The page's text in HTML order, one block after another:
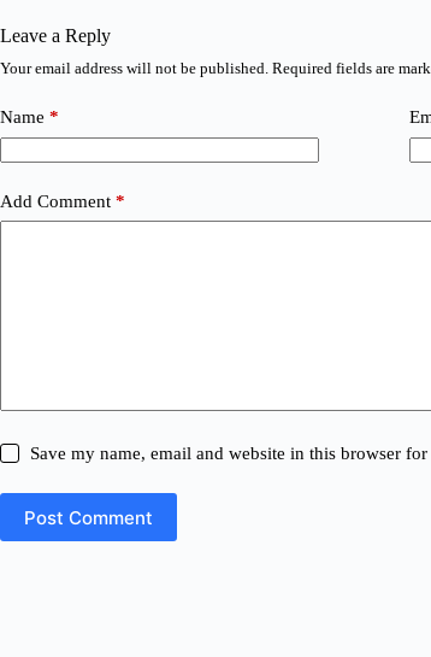
Leave a Reply
Your email address will not be published. Required fields are
Name *
Add Comment *
Save my name, email and website in this browser
Post Comment